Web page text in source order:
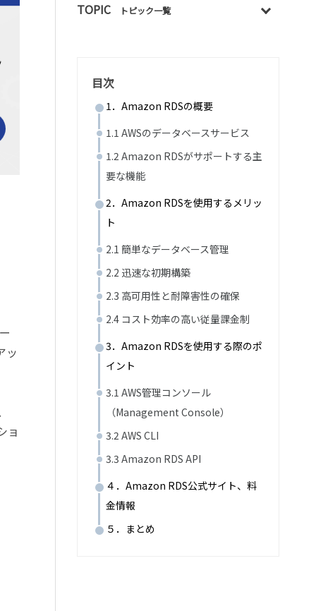
ッ
ョ
TOPIC トピック一覧
目次
1．Amazon RDSの概要
1.1 AWSのデータベースサービス
1.2 Amazon RDSがサポートする主
要な機能
2．Amazon RDSを使用するメリッ
ト
2.1 簡単なデータベース管理
2.2 迅速な初期構築
2.3 高可用性と耐障害性の確保
2.4 コスト効率の高い従量課金制
3．Amazon RDSを使用する際のポ
イント
3.1 AWS管理コンソール
（Management Console）
3.2 AWS CLI
3.3 Amazon RDS API
４．Amazon RDS公式サイト、料
金情報
５．まとめ